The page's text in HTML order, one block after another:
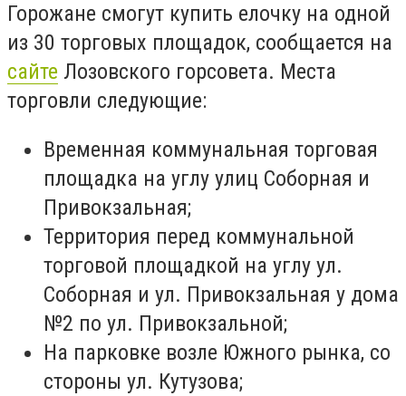
Горожане смогут купить елочку на одной
из 30 торговых площадок, сообщается на
сайте Лозовского горсовета. Места
торговли следующие:
Временная коммунальная торговая
площадка на углу улиц Соборная и
Привокзальная;
Территория перед коммунальной
торговой площадкой на углу ул.
Соборная и ул. Привокзальная у дома
№2 по ул. Привокзальной;
На парковке возле Южного рынка, со
стороны ул. Кутузова;